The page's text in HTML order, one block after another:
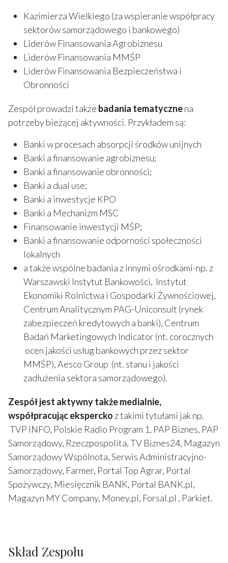
Kazimierza Wielkiego (za wspieranie współpracy
sektorów samorządowego i bankowego)
Liderów Finansowania Agrobiznesu
Liderów Finansowania MMŚP
Liderów Finansowania Bezpieczeństwa i
Obronności
Zespół prowadzi także badania tematycznena
potrzeby bieżącej aktywności. Przykładem są:
Banki w procesach absorpcji środków unijnych
Banki a finansowanie agrobiznesu;
Banki a finansowanie obronności;
Banki a dual use;
Banki a inwestycje KPO
Banki a Mechanizm MSC
Finansowanie inwestycji MŚP;
Banki a finansowanie odporności społeczności
lokalnych
a także wspólne badania z innymi ośrodkami-np. z
Warszawski Instytut Bankowości, Instytut
Ekonomiki Rolnictwa i Gospodarki Żywnościowej,
Centrum Analitycznym PAG-Uniconsult (rynek
zabezpieczeń kredytowych a banki), Centrum
Badań Marketingowych Indicator (nt. corocznych
ocen jakości usług bankowych przez sektor
MMŚP), Aesco Group (nt. stanu i jakości
zadłużenia sektora samorządowego).
Zespół jest aktywny także medialnie,
współpracując ekspercko z takimi tytułami jak np.
TVP INFO, Polskie Radio Program 1, PAP Biznes, PAP
Samorządowy, Rzeczpospolita, TV Biznes24, Magazyn
Samorządowy Wspólnota, Serwis Administracyjno-
Samorządowy, Farmer, Portal Top Agrar, Portal
Spożywczy, Miesięcznik BANK, Portal BANK.pl,
Magazyn MY Company, Money.pl, Forsal.pl , Parkiet.
Skład Zespołu